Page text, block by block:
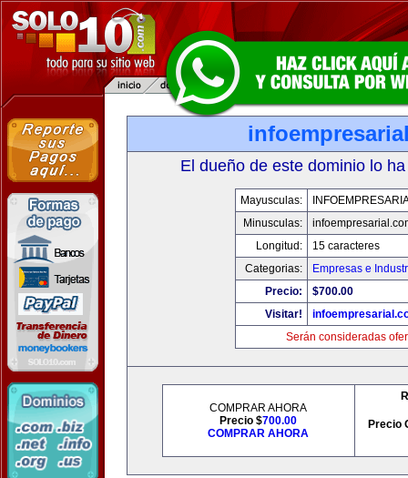
El dueño de este dominio lo
Mayusculas:
Minusculas:
Longitud:
15 caracteres
Categorias:
Empresas e
Precio:
$700.00
Visitar!
Serán consideradas
COMPRAR AHORA
Precio $700.00
COMPRAR AHORA
Precio